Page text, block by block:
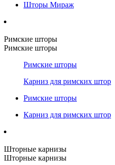
Шторы Мираж
Римские шторы
Римские шторы
Римские шторы
Карниз для римских штор
Римские шторы
Карниз для римских штор
Шторные карнизы
Шторные карнизы